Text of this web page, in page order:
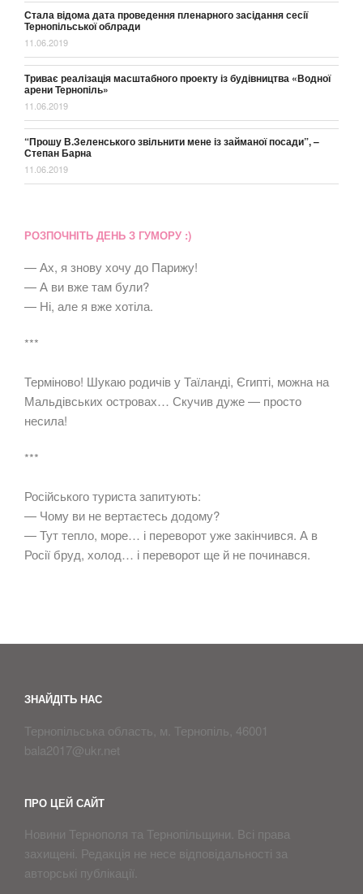
Стала відома дата проведення пленарного засідання сесії
Тернопільської облради
11.06.2019
Триває реалізація масштабного проекту із будівництва «Водної
арени Тернопіль»
11.06.2019
“Прошу В.Зеленського звільнити мене із займаної посади”, –
Степан Барна
11.06.2019
РОЗПОЧНІТЬ ДЕНЬ З ГУМОРУ :)
— Ах, я знову хочу до Парижу!
— А ви вже там були?
— Ні, але я вже хотіла.
***
Терміново! Шукаю родичів у Таїланді, Єгипті, можна на
Мальдівських островах… Скучив дуже — просто
несила!
***
Російського туриста запитують:
— Чому ви не вертаєтесь додому?
— Тут тепло, море… і переворот уже закінчився. А в
Росії бруд, холод… і переворот ще й не починався.
ЗНАЙДІТЬ НАС
Тернопільська область, м. Тернопіль, 46001
bala2017@ukr.net
ПРО ЦЕЙ САЙТ
Новини Тернополя та Тернопільщини. Всі права
захищені. Редакція не несе відповідальності за
aвторські публікації.